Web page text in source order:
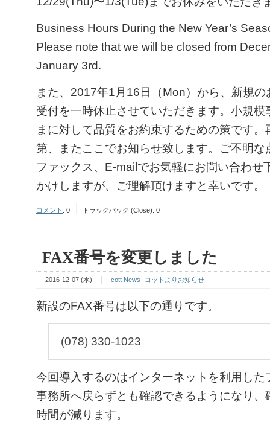
Business Hours During the New Year’s
Please note that we will be closed from
January 3rd.
また、2017年1月16日（Mon）から、新規
受付を一時休止させていただきます。小規模
まに対して品質をお約束するための策です
第、またここでお知らせ致します。ご不明な
ファックス、E-mailでお気軽にお問い合わせ
かけしますが、ご理解頂けますと幸いです。
コメント : 0 トラックバック (Close): 0
FAX番号を変更しました
2016-12-07 (水) cott News -コットよりお知らせ-
新設のFAX番号は以下の通りです。
(078) 330-1023
今回導入するのはインターネットを利用した
事務所へ戻らずとも確認できるようになり、
時間が減ります。